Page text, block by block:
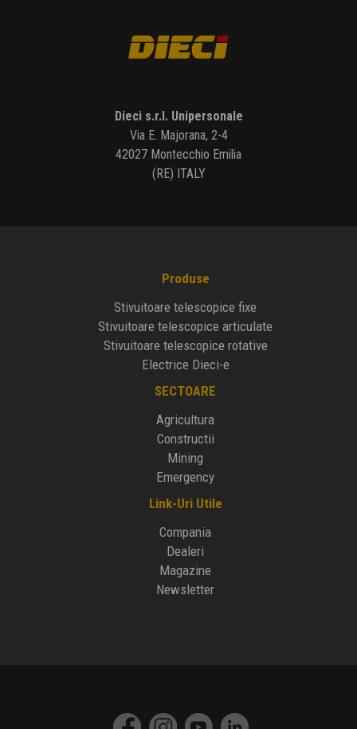
Dieci s.r.l. Unipersonale
Via E. Majorana, 2-4
42027 Montecchio Emilia
(RE) ITALY
Produse
Stivuitoare telescopice fixe
Stivuitoare telescopice articulate
Stivuitoare telescopice rotative
Electrice Dieci-e
SECTOARE
Agricultura
Constructii
Mining
Emergency
Link-Uri Utile
Compania
Dealeri
Magazine
Newsletter